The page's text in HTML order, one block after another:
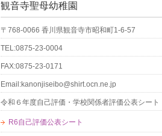
観音寺聖母幼稚園
〒768-0066 香川県観音寺市昭和町1-6-57
TEL:0875-23-0004
FAX:0875-23-0171
Email:kanonjiseibo@shirt.ocn.ne.jp
令和６年度自己評価・学校関係者評価公表シート
R6自己評価公表シート